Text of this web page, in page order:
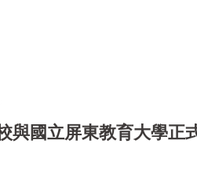
與國立屏東教育大學正